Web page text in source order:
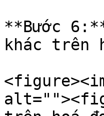
**Bước
khác trên